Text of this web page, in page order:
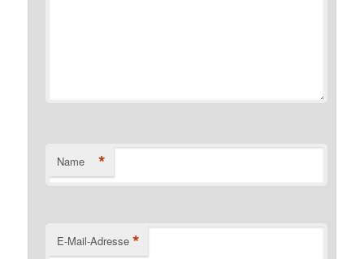
Name *
E-Mail-Adresse *